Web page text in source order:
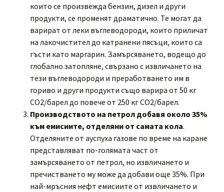
които се произвежда бензин, дизел и други
продукти, се променят драматично. Те могат да
варират от леки въглеводороди, които приличат
на лакочистител до катранени пясъци, които са
гъсти като маргарин. Замърсяването, водещо до
глобално затопляне, свързано с извличането на
тези въглеводороди и преработването им в
гориво и други продукти също варира от 50 кг
СО2/барел до повече от 250 кг СО2/барел.
Производството на петрол добавя около 35%
към емисиите, отделяни от самата кола.
Отделяните от ауспуха газове по време на каране
представляват по-голямата част от
замърсяването от петрол, но извличането и
пречистването му може да добави още 35%. При
най-мръсния нефт емисиите от извличането и